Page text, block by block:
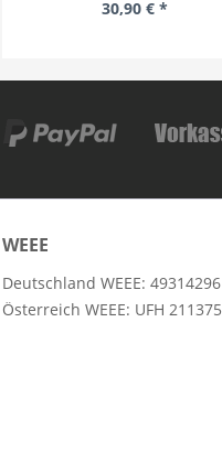
30,90 € *
WEEE
Deutschland WEEE: 49314296
Österreich WEEE: UFH 211375